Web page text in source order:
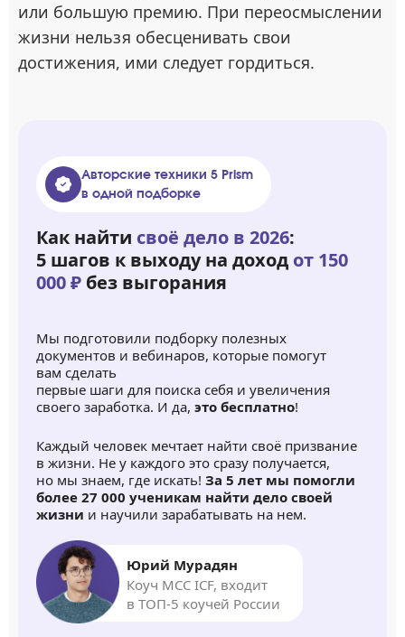
или большую премию. При переосмыслении
жизни нельзя обесценивать свои
достижения, ими следует гордиться.
Авторские техники 5 Prism
в одной подборке
Как найти своё дело в 2026:
5 шагов к выходу на доход от 150
000 ₽ без выгорания
Мы подготовили подборку полезных
документов и вебинаров, которые помогут
вам сделать
первые шаги для поиска себя и увеличения
своего заработка. И да, это бесплатно!
Каждый человек мечтает найти своё призвание
в жизни. Не у каждого это сразу получается,
но мы знаем, где искать! За 5 лет мы помогли
более 27 000 ученикам найти дело своей
жизни и научили зарабатывать на нем.
Юрий Мурадян
Коуч MCC ICF, входит
в ТОП-5 коучей России